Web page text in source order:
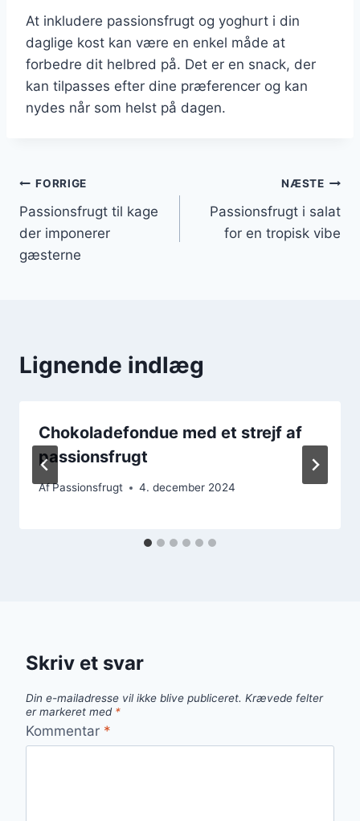
At inkludere passionsfrugt og yoghurt i din
daglige kost kan være en enkel måde at
forbedre dit helbred på. Det er en snack, der
kan tilpasses efter dine præferencer og kan
nydes når som helst på dagen.
Indlægsnavigation
FORRIGE
Passionsfrugt til kage
der imponerer
gæsterne
NÆSTE
Passionsfrugt i salat
for en tropisk vibe
Lignende indlæg
Chokoladefondue med et strejf af
passionsfrugt
AfPassionsfrugt 4. december 2024
Skriv et svar
Din e-mailadresse vil ikke blive publiceret. Krævede felter
er markeret med *
Kommentar *